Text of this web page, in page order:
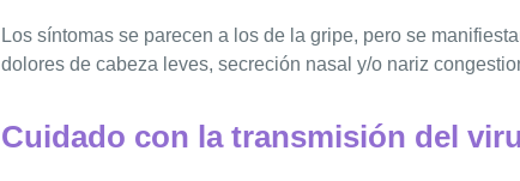
Los síntomas se parecen a los de la gripe, pero se
dolores de cabeza leves, secreción nasal y/o nariz
Cuidado con la transmisión del